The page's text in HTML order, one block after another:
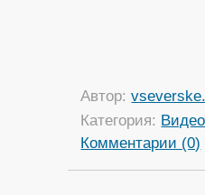
Автор:
Категория: Видео
Комментарии (0)